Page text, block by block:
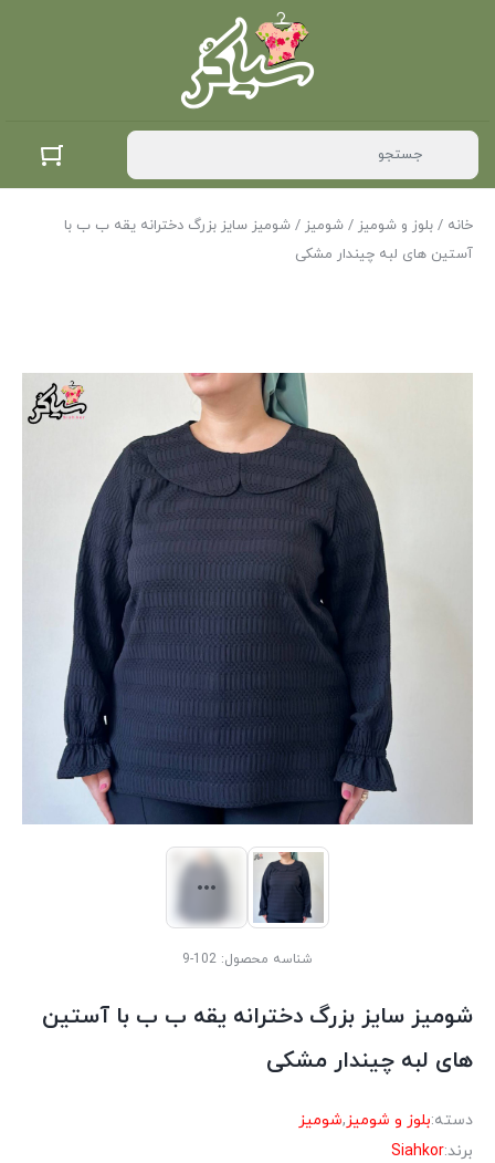
خانه / بلوز و شومیز / شومیز / شومیز سایز بزرگ دخترانه یقه ب ب با
آستین های لبه چیندار مشکی
شناسه محصول: 102-9
شومیز سایز بزرگ دخترانه یقه ب ب با آستین
های لبه چیندار مشکی
دسته:بلوز و شومیز,شومیز
برند:Siahkor